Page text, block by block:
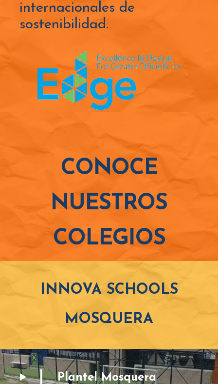
internacionales de
sostenibilidad.
CONOCE
NUESTROS
COLEGIOS
INNOVA SCHOOLS
MOSQUERA
Plantel Mosquera